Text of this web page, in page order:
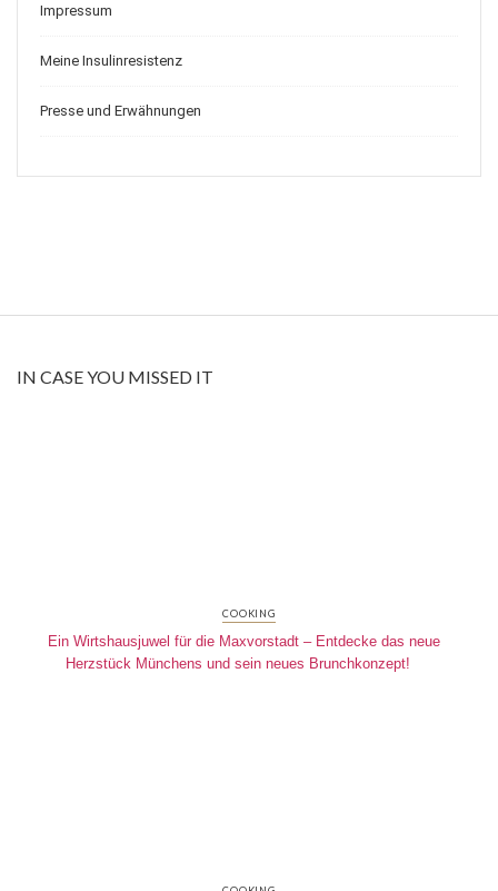
Impressum
Meine Insulinresistenz
Presse und Erwähnungen
IN CASE YOU MISSED IT
COOKING
Ein Wirtshausjuwel für die Maxvorstadt – Entdecke das neue
Herzstück Münchens und sein neues Brunchkonzept!